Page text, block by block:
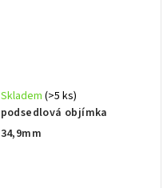
podsedlová objímka
34,9mm
Skladem (>5 ks)